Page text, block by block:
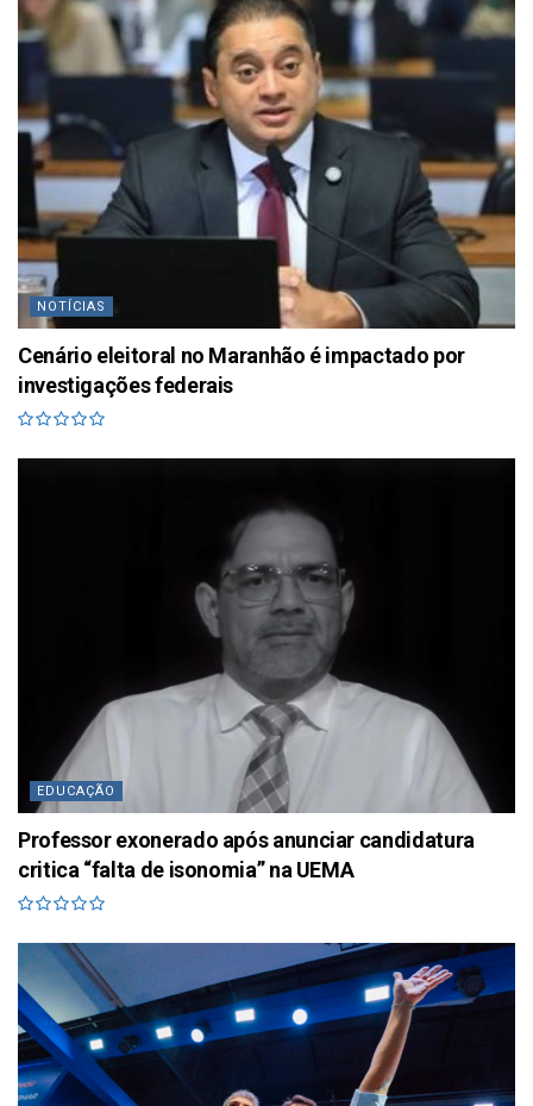
NOTÍCIAS
Cenário eleitoral no Maranhão é impactado por
investigações federais
EDUCAÇÃO
Professor exonerado após anunciar candidatura
critica “falta de isonomia” na UEMA